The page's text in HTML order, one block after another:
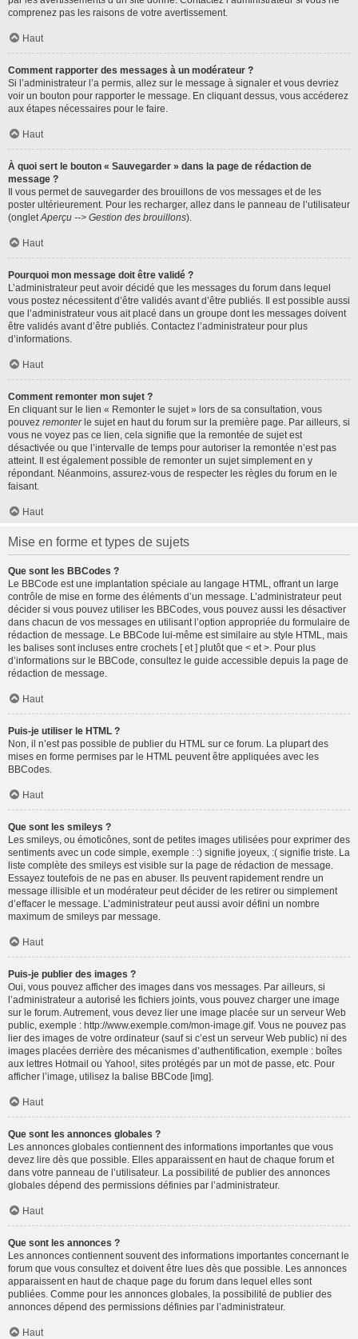
comprenez pas les raisons de votre avertissement.
Haut
Comment rapporter des messages à un modérateur ?
Si l’administrateur l’a permis, allez sur le message à signaler et vous devriez
voir un bouton pour rapporter le message. En cliquant dessus, vous accéderez
aux étapes nécessaires pour le faire.
Haut
À quoi sert le bouton « Sauvegarder » dans la page de rédaction de
message ?
Il vous permet de sauvegarder des brouillons de vos messages et de les
poster ultérieurement. Pour les recharger, allez dans le panneau de l’utilisateur
(ongletAperçu --> Gestion des brouillons).
Haut
Pourquoi mon message doit être validé ?
L’administrateur peut avoir décidé que les messages du forum dans lequel
vous postez nécessitent d’être validés avant d’être publiés. Il est possible aussi
que l’administrateur vous ait placé dans un groupe dont les messages doivent
être validés avant d’être publiés. Contactez l’administrateur pour plus
d’informations.
Haut
Comment remonter mon sujet ?
En cliquant sur le lien « Remonter le sujet » lors de sa consultation, vous
pouvez remonterle sujet en haut du forum sur la première page. Par ailleurs, si
vous ne voyez pas ce lien, cela signifie que la remontée de sujet est
désactivée ou que l’intervalle de temps pour autoriser la remontée n’est pas
atteint. Il est également possible de remonter un sujet simplement en y
répondant. Néanmoins, assurez-vous de respecter les règles du forum en le
faisant.
Haut
Mise en forme et types de sujets
Que sont les BBCodes ?
Le BBCode est une implantation spéciale au langage HTML, offrant un large
contrôle de mise en forme des éléments d’un message. L’administrateur peut
décider si vous pouvez utiliser les BBCodes, vous pouvez aussi les désactiver
dans chacun de vos messages en utilisant l’option appropriée du formulaire de
rédaction de message. Le BBCode lui-même est similaire au style HTML, mais
les balises sont incluses entre crochets [ et ] plutôt que < et >. Pour plus
d’informations sur le BBCode, consultez le guide accessible depuis la page de
rédaction de message.
Haut
Puis-je utiliser le HTML ?
Non, il n’est pas possible de publier du HTML sur ce forum. La plupart des
mises en forme permises par le HTML peuvent être appliquées avec les
BBCodes.
Haut
Que sont les smileys ?
Les smileys, ou émoticônes, sont de petites images utilisées pour exprimer des
sentiments avec un code simple, exemple : :) signifie joyeux, :( signifie triste. La
liste complète des smileys est visible sur la page de rédaction de message.
Essayez toutefois de ne pas en abuser. Ils peuvent rapidement rendre un
message illisible et un modérateur peut décider de les retirer ou simplement
d’effacer le message. L’administrateur peut aussi avoir défini un nombre
maximum de smileys par message.
Haut
Puis-je publier des images ?
Oui, vous pouvez afficher des images dans vos messages. Par ailleurs, si
l’administrateur a autorisé les fichiers joints, vous pouvez charger une image
sur le forum. Autrement, vous devez lier une image placée sur un serveur Web
public, exemple : http://www.exemple.com/mon-image.gif. Vous ne pouvez pas
lier des images de votre ordinateur (sauf si c’est un serveur Web public) ni des
images placées derrière des mécanismes d’authentification, exemple : boîtes
aux lettres Hotmail ou Yahoo!, sites protégés par un mot de passe, etc. Pour
afficher l’image, utilisez la balise BBCode [img].
Haut
Que sont les annonces globales ?
Les annonces globales contiennent des informations importantes que vous
devez lire dès que possible. Elles apparaissent en haut de chaque forum et
dans votre panneau de l’utilisateur. La possibilité de publier des annonces
globales dépend des permissions définies par l’administrateur.
Haut
Que sont les annonces ?
Les annonces contiennent souvent des informations importantes concernant le
forum que vous consultez et doivent être lues dès que possible. Les annonces
apparaissent en haut de chaque page du forum dans lequel elles sont
publiées. Comme pour les annonces globales, la possibilité de publier des
annonces dépend des permissions définies par l’administrateur.
Haut